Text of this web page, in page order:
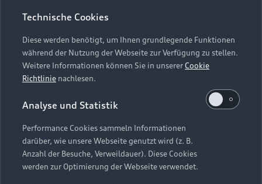
Online-Terminvereinbarung
Servicekontakt
Vertrag widerrufen
Investor Relations
Presse & Media Center
Datenschutz
Audi erleben
Newsletter
Impressum Rechtliches
Hinweisgebersystem
Datenschutzinformation
Cookie-Einstellungen
Cookie-Richtlinie
Barrierefreiheit
Hinweis: Die aktuelle Darstellung und Anordnung der
Embleme am Fahrzeug bei allen Abbildungen auf dieser
Webseite kann abweichen.
Technische Cookies
Diese werden benötigt, um Ihnen grundlegende Funktionen
während der Nutzung der Webseite zur Verfügung zu stellen.
Weitere Informationen können Sie in unsererCookie
Richtlinie nachlesen.
Analyse und Statistik
Performance Cookies sammeln Informationen
darüber, wie unsere Webseite genutzt wird (z. B.
Anzahl der Besuche, Verweildauer). Diese Cookies
werden zur Optimierung der Webseite verwendet.